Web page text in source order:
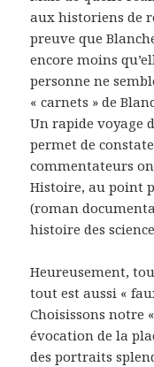
aux historiens de
preuve que
encore moins
personne ne
« carnets » de
Un rapide voyage
permet de
commentateurs
Histoire, au point
(roman
histoire des
Heureusement,
tout est aussi «
Choisissons notre
évocation de la
des portraits